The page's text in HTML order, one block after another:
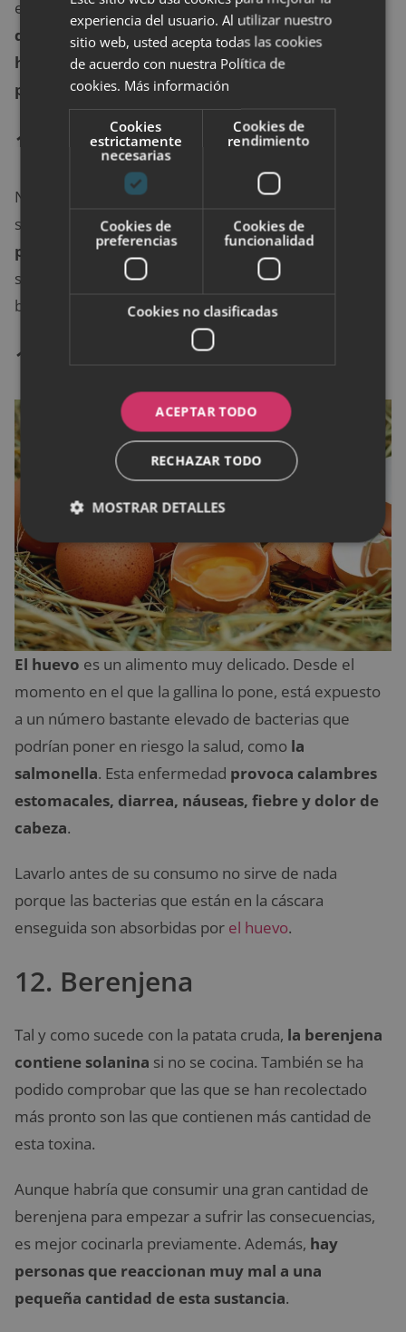
entra en el torrente sanguíneo.Puede provocar
dolor muscular, ojo rosado y, en algunos casos,
hasta la muerte.La tenia del cerdo, por su parte,
provoca convulsiones.
10. Pollo
No es recomendable consumir pollo crudo
suele tener montones de
pequeños microbios que
podrían dañar la salud
. El pollo debe consumirse
siempre totalmente cocinado para matar todas esas
bacterias.
11. Huevos
El huevo es un alimento muy delicado. Desde el
momento en el que la gallina lo pone, está expuesto
a un número bastante elevado de bacterias que
podrían poner en riesgo la salud, como la
salmonella. Esta enfermedad provoca calambres
estomacales, diarrea, náuseas, fiebre y dolor de
cabeza.
Lavarlo antes de su consumo no sirve de nada
porque las bacterias que están en la cáscara
enseguida son absorbidas por el huevo.
12. Berenjena
Tal y como sucede con la patata cruda, la berenjena
contiene solanina si no se cocina. También se ha
podido comprobar que las que se han recolectado
más pronto son las que contienen más cantidad de
esta toxina.
Aunque habría que consumir una gran cantidad de
berenjena para empezar a sufrir las consecuencias,
es mejor cocinarla previamente. Además, hay
personas que reaccionan muy mal a una
pequeña cantidad de esta sustancia.
experiencia del usuario. Al utilizar nuestro
sitio web, usted acepta todas las cookies
de acuerdo con nuestra Política de
cookies. Más información
Cookies
estrictamente
necesarias
Cookies de
rendimiento
Cookies de
preferencias
Cookies de
funcionalidad
Cookies no clasificadas
ACEPTAR TODO
RECHAZAR TODO
MOSTRAR DETALLES